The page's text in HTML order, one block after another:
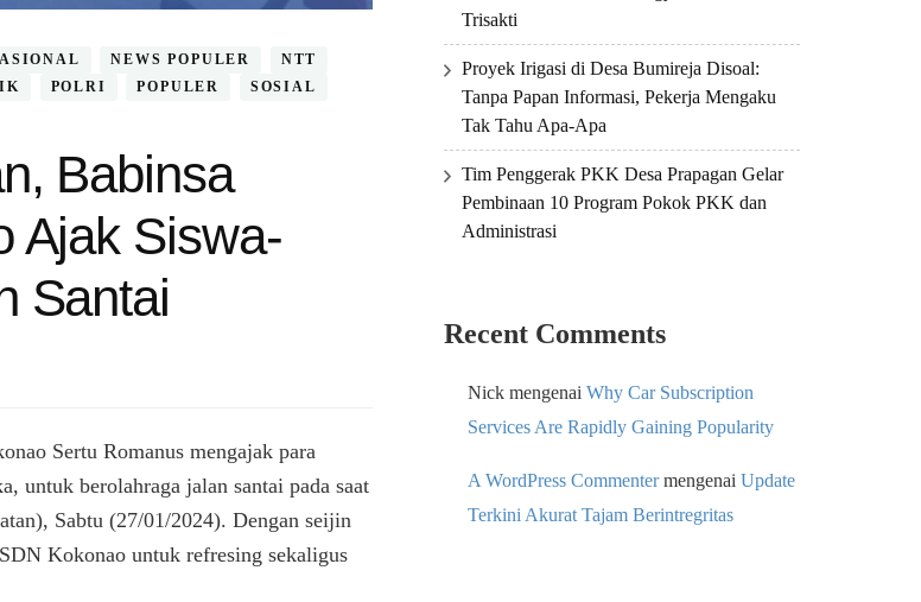
NEWS POPULER
NTT
POLRI POPULER
SOSIAL
Babinsa
Ajak Siswa-
Santai
Sertu Romanus mengajak para
berolahraga jalan santai pada saat
Sabtu (27/01/2024). Dengan seijin
Kokonao untuk refresing sekaligus
Trisakti
Proyek Irigasi di Desa Bumireja Disoal:
Tanpa Papan Informasi, Pekerja Mengaku
Tak Tahu Apa-Apa
Tim Penggerak PKK Desa Prapagan Gelar
Pembinaan 10 Program Pokok PKK dan
Administrasi
Recent Comments
Nick mengenai Why Car Subscription
Services Are Rapidly Gaining Popularity
A WordPress Commentermengenai Update
Terkini Akurat Tajam Berintregritas